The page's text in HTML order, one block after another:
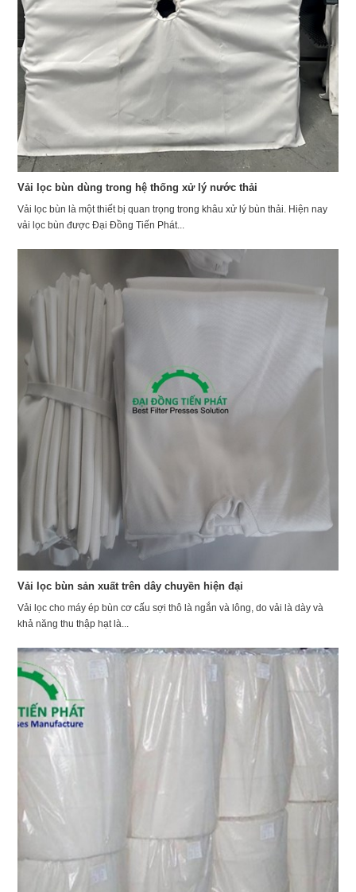
Vải lọc bùn dùng trong hệ thống xử lý nước thải
Vải lọc bùn là một thiết bị quan trọng trong khâu xử lý bùn thải. Hiện nay
vải lọc bùn được Đại Đồng Tiến Phát...
Vải lọc bùn sản xuất trên dây chuyền hiện đại
Vải lọc cho máy ép bùn cơ cấu sợi thô là ngắn và lông, do vải là dày và
khả năng thu thập hạt là...